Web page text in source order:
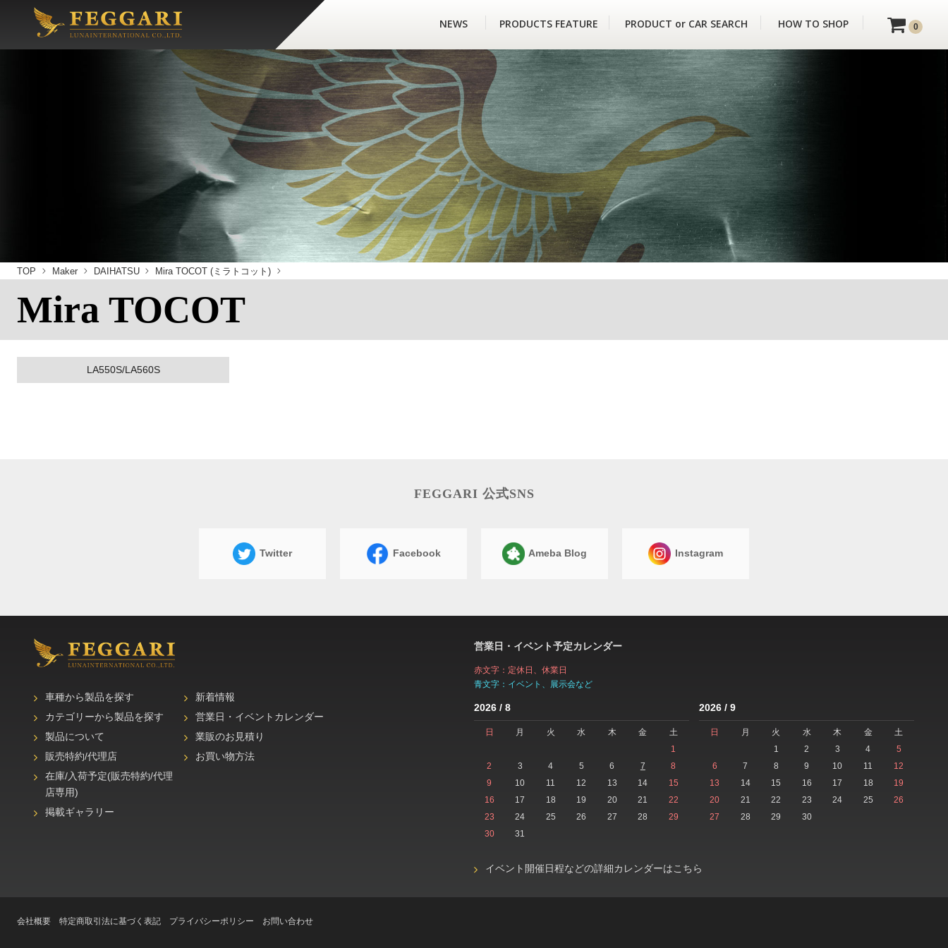
0
NEWS PRODUCTS FEATURE PRODUCT or CAR SEARCH HOW TO SHOP
TOP Maker DAIHATSU Mira TOCOT (ミラトコット)
Mira TOCOT
LA550S/LA560S
FEGGARI 公式SNS
Twitter Facebook Ameba Blog Instagram
車種から製品を探す
カテゴリーから製品を探す
製品について
販売特約/代理店
在庫/入荷予定(販売特約/代理
店専用)
掲載ギャラリー
新着情報
営業日・イベントカレンダー
業販のお見積り
お買い物方法
営業日・イベント予定カレンダー
赤文字：定休日、休業日
青文字：イベント、展示会など
2026 / 8
日 月 火 水 木 金
土
1
2
3 4 5 6 7
8
9
10 11 12 13 14
15
16
17 18 19 20 21
22
23
24 25 26 27 28
29
30
31
2026 / 9
日 月 火 水 木 金
土
1
2 3 4
5
6
7 8 9 10 11
12
13
14 15 16 17 18
19
20
21 22 23 24 25
26
27
28 29 30
イベント開催日程などの詳細カレンダーはこちら
会社概要 特定商取引法に基づく表記 プライバシーポリシー お問い合わせ